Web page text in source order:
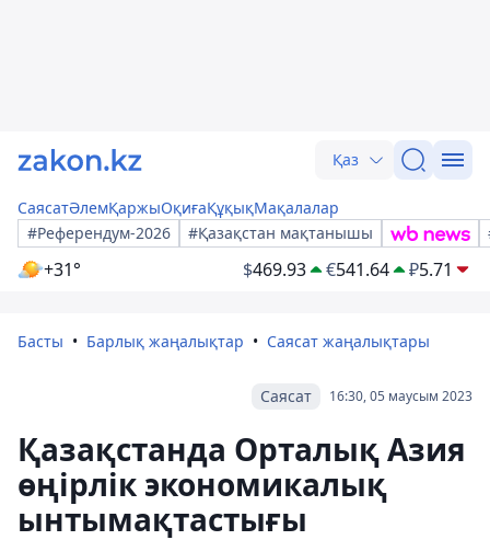
Қаз
СаясатӘлемҚаржыОқиғаҚұқықМақалалар
#Референдум-2026
#Қазақстан мақтанышы
+31° $469.93 €541.64 ₽5.71
Басты Барлық жаңалықтар Саясат жаңалықтары
16:30, 05 маусым 2023
Саясат
Қазақстанда Орталық Азия
өңірлік экономикалық
ынтымақтастығы